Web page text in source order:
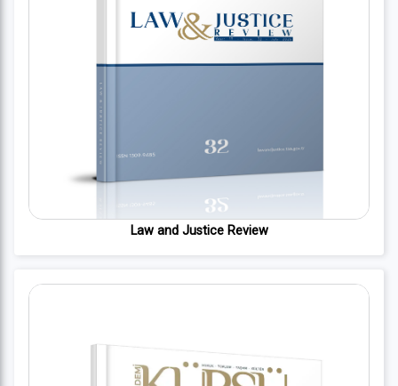
Law and Justice Review